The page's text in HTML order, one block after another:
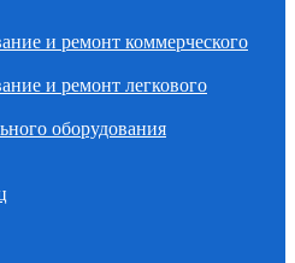
и ремонт коммерческого
и ремонт легкового
оборудования